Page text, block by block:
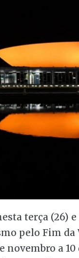
terça (26)
pelo Fim
a 10